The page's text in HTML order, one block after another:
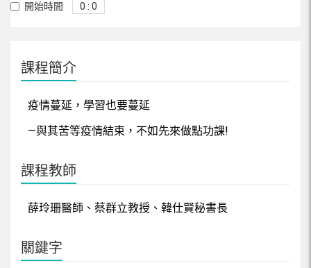
開始時間 0 : 0
課程簡介
疫情蔓延，學習也要蔓延
—與其苦等疫情結束，不如先來做點功課!
課程教師
薛玲珊醫師、蔡群立教授、韓仕賢秘書長
關鍵字